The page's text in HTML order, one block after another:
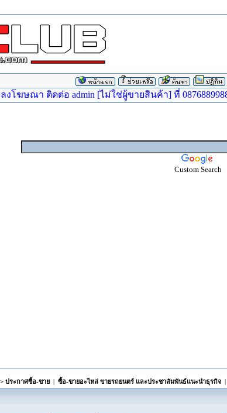
โฆษณา ติดต่อ admin [ไม่ใช่ผู้ขายสินค้า] ที่
Custom Search
ประกาศซื้อ-ขาย| ซื้อ-ขายอะไหล่ ขายรถยนตร์ และประชาสัมพันธ์แนะนำธุรกิจ|